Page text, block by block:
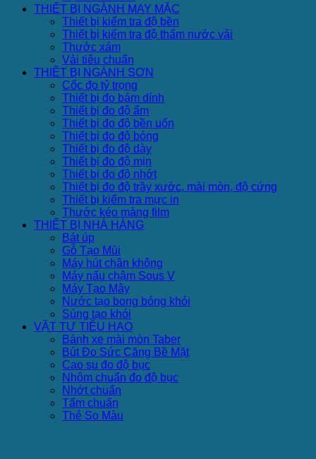
THIẾT BỊ NGÀNH MAY MẶC
Thiết bị kiểm tra độ bền
Thiết bị kiểm tra độ thấm nước vải
Thước xám
Vải tiêu chuẩn
THIẾT BỊ NGÀNH SƠN
Cốc đo tỷ trọng
Thiết bị đo bám dính
Thiết bị đo độ ẩm
Thiết bị đo độ bền uốn
Thiết bị đo độ bóng
Thiết bị đo độ dày
Thiết bị đo độ mịn
Thiết bị đo độ nhớt
Thiết bị đo độ trầy xước, mài mòn, độ cứng
Thiết bị kiểm tra mực in
Thước kéo màng film
THIẾT BỊ NHÀ HÀNG
Bát úp
Gỗ Tạo Mùi
Máy hút chân không
Máy nấu chậm Sous V
Máy Tạo Mây
Nước tạo bong bóng khói
Súng tạo khói
VẬT TƯ TIÊU HAO
Bánh xe mài mòn Taber
Bút Đo Sức Căng Bề Mặt
Cao su đo độ bục
Nhôm chuẩn đo độ bục
Nhớt chuẩn
Tấm chuẩn
Thẻ So Màu